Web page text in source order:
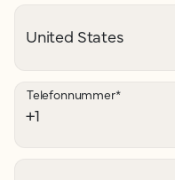
Telefonnummer*